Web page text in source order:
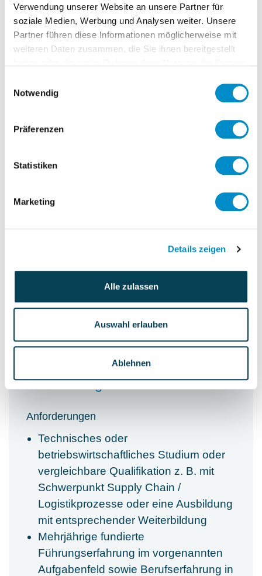
Verwendung unserer Website an unsere Partner für
soziale Medien, Werbung und Analysen weiter. Unsere
Partner führen diese Informationen möglicherweise mit
weiteren Daten zusammen, die Sie ihnen bereitgestellt
Notwendig
Präferenzen
Statistiken
Marketing
Details zeigen
Alle zulassen
Auswahl erlauben
Ablehnen
Im Detail bedeutet das u.a.:
Akute Prozessschwächen erkennen
Grundlegende Prozessoptimierungen
und der IT konzipieren und umsetzen
Anforderungen & Kenntnisse
Anforderungen
Technisches oder
betriebswirtschaftliches Studium oder
vergleichbare Qualifikation z. B. mit
Schwerpunkt Supply Chain /
Logistikprozesse oder eine Ausbildung
mit entsprechender Weiterbildung
Mehrjährige fundierte
Führungserfahrung im vorgenannten
Aufgabenfeld sowie Berufserfahrung in